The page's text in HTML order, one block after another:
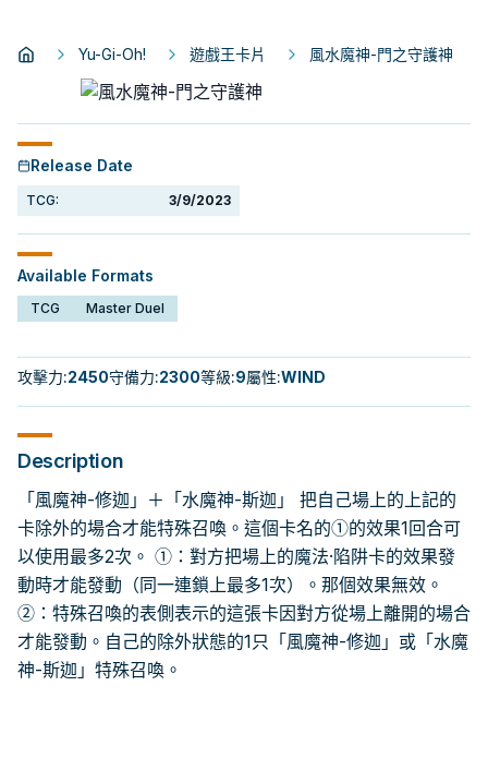
Yu-Gi-Oh! 遊戲王卡片 風水魔神-門之守護神
Release Date
TCG: 3/9/2023
Available Formats
TCG Master Duel
攻擊力:2450守備力:2300等級:9屬性:WIND
Description
「風魔神-修迦」＋「水魔神-斯迦」 把自己場上的上記的
卡除外的場合才能特殊召喚。這個卡名的①的效果1回合可
以使用最多2次。 ①：對方把場上的魔法·陷阱卡的效果發
動時才能發動（同一連鎖上最多1次）。那個效果無效。
②：特殊召喚的表側表示的這張卡因對方從場上離開的場合
才能發動。自己的除外狀態的1只「風魔神-修迦」或「水魔
神-斯迦」特殊召喚。